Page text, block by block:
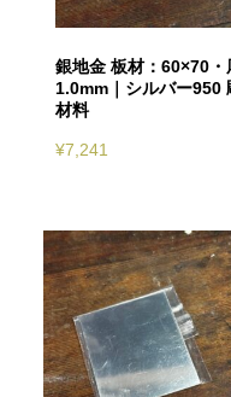
銀地金 板材：60×70・
1.0mm｜シルバー950
材料
¥7,241